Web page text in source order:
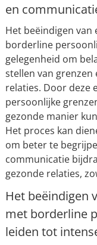
en
Het beëindigen
borderline
gelegenheid om
stellen van
relaties. Door deze
persoonlijke
gezonde manier
Het proces kan
om beter te
communicatie
gezonde relaties,
Het beëindigen
met borderline
leiden tot